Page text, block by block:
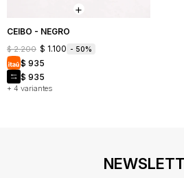
CEIBO - NEGRO
+ 4 variantes
$ 2.200 $ 1.100 50
$ 935
$ 935